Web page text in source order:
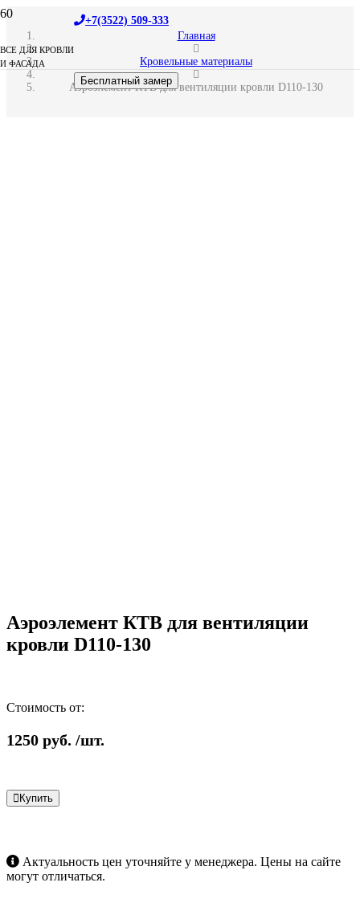
ВСЕ ДЛЯ КРОВЛИ
И ФАСАДА
+7(3522) 509-333
Бесплатный замер
Главная
Кровельные материалы
Аэроэлемент КТВ для вентиляции кровли D110-130
Аэроэлемент КТВ для вентиляции
кровли D110-130
Стоимость от:
1250 руб. /шт.
Купить
Актуальность цен уточняйте у менеджера. Цены на сайте
могут отличаться.